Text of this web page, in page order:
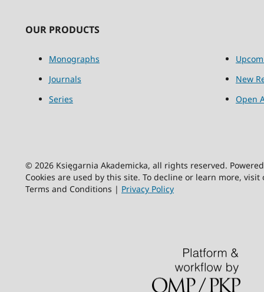
OUR PRODUCTS
Monographs
Journals
Series
New
Open
© 2026 Księgarnia Akademicka, all rights reserved.
Cookies are used by this site. To decline or learn more,
Terms and Conditions | Privacy Policy